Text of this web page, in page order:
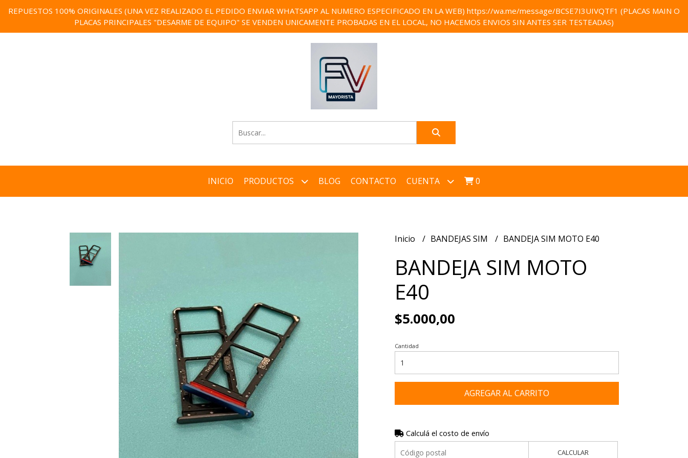
REPUESTOS 100% ORIGINALES (UNA VEZ REALIZADO EL PEDIDO ENVIAR WHATSAPP AL NUMERO ESPECIFICADO EN LA WEB) https://wa.me/message/BCSE7I3UIVQTF1 (PLACAS MAIN O
PLACAS PRINCIPALES "DESARME DE EQUIPO" SE VENDEN UNICAMENTE PROBADAS EN EL LOCAL, NO HACEMOS ENVIOS SIN ANTES SER TESTEADAS)
INICIO PRODUCTOS BLOG CONTACTO CUENTA 0
Inicio BANDEJAS SIM BANDEJA SIM MOTO E40
BANDEJA SIM MOTO
E40
$5.000,00
Cantidad
AGREGAR AL CARRITO
Calculá el costo de envío
CALCULAR